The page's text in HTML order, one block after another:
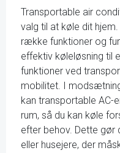
Transportable air
valg til at køle dit
række funktioner og
effektiv køleløsning til
funktioner ved
mobilitet. I
kan transportable AC-
rum, så du kan køle
efter behov. Dette gør
eller husejere, der